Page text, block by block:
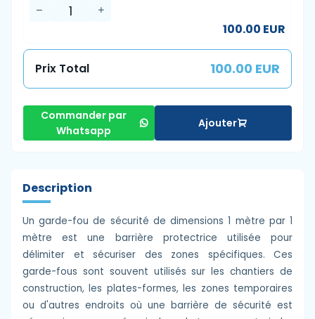
100.00 EUR
Prix Total 100.00 EUR
Commander par
Whatsapp
Ajouter
Description
Un garde-fou de sécurité de dimensions 1 mètre par 1
mètre est une barrière protectrice utilisée pour
délimiter et sécuriser des zones spécifiques. Ces
garde-fous sont souvent utilisés sur les chantiers de
construction, les plates-formes, les zones temporaires
ou d'autres endroits où une barrière de sécurité est